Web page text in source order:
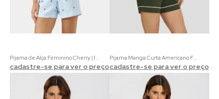
Pijama de Alça Feminino Cherry | 100% Algodão Xadrez Azul com Estampa de Cerejas
cadastre-se para ver o preço
Pijama Manga Curta Americano Feminino Malha Ecológica | Acompanha uma Necessaire
cadastre-se para ver o preço